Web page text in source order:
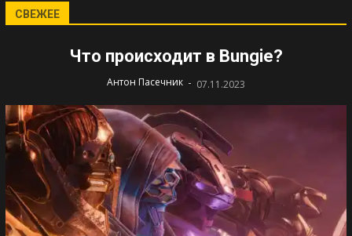
СВЕЖЕЕ
Что происходит в Bungie?
Антон Пасечник - 07.11.2023